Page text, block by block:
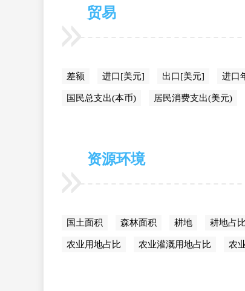
贸易
差额 进口[美元] 出口[美元] 进口
国民总支出(本币) 居民消费支出(美元)
资源环境
国土面积 森林面积 耕地 耕地占比
农业用地占比 农业灌溉用地占比 农